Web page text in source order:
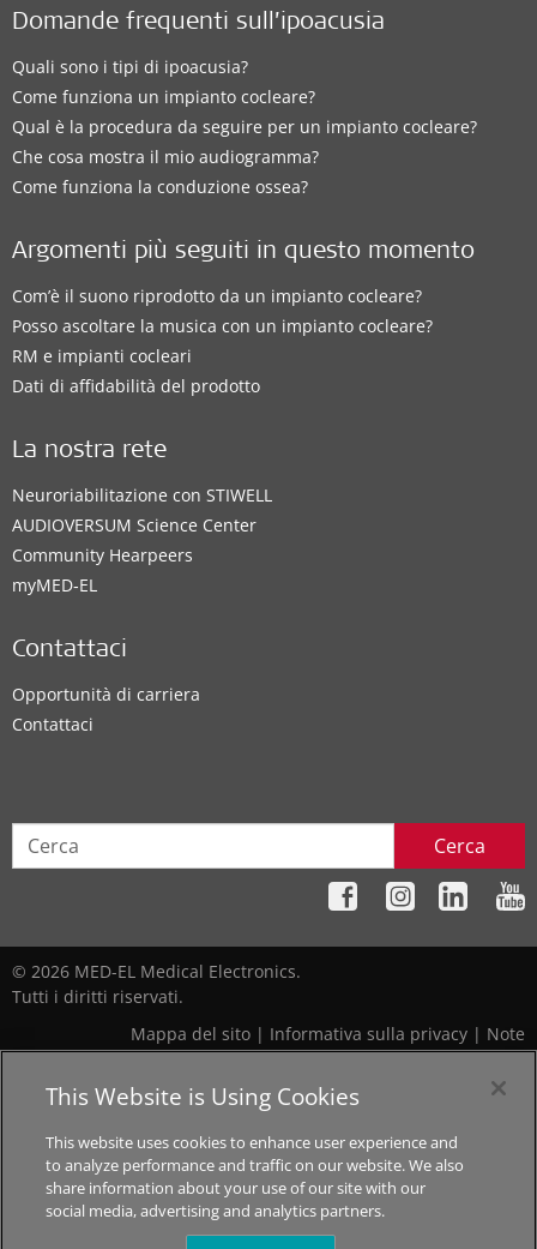
Domande frequenti sull’ipoacusia
Quali sono i tipi di ipoacusia?
Come funziona un impianto cocleare?
Qual è la procedura da seguire per un impianto cocleare?
Che cosa mostra il mio audiogramma?
Come funziona la conduzione ossea?
Argomenti più seguiti in questo momento
Com’è il suono riprodotto da un impianto cocleare?
Posso ascoltare la musica con un impianto cocleare?
RM e impianti cocleari
Dati di affidabilità del prodotto
La nostra rete
Neuroriabilitazione con STIWELL
AUDIOVERSUM Science Center
Community Hearpeers
myMED‑EL
Contattaci
Opportunità di carriera
Contattaci
Cerca
© 2026 MED-EL Medical Electronics.
Tutti i diritti riservati.
Mappa del sito | Informativa sulla privacy | Note
Legali | Cookie Preferences
Il contenuto di questo sito ha il solo scopo di informazione
generale e non deve essere considerato un consiglio medico. Si
prega di contattare il proprio medico o specialista dell’udito per
sapere quale tipo di soluzione sia la più idonea alle proprie
esigenze. Non tutti i prodotti, funzioni o indicazioni mostrati
This Website is Using Cookies
This website uses cookies to enhance user experience and
to analyze performance and traffic on our website. We also
share information about your use of our site with our
social media, advertising and analytics partners.